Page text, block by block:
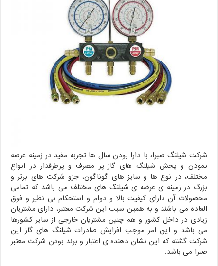
شرکت شیلنگ صبرا، با دارا بودن سال ها تجربه مفید در زمینه عرضه
نمودن و پخش شیلنگ های گاز پر مصرف و پرطرفدار در انواع
مختلف، در نوع ها و سایز های گوناگون، جزو شرکت های برتر و
بزرگ در زمینه ی عرضه ی شیلنگ های مختلف می باشد که تمامی
محصولات آن دارای کیفیت بالا و دوام و استحکام بی نظیر و فوق
العاده می باشند و به همین سبب این شرکت معتبر، دارای مشتریان
زیادی در داخل کشور و هم چنین مشتریان خارجی از سایر کشورها
می باشد و این امر موجب افزایش صادرات شیلنگ های گاز این
شرکت گشته که این نشان دهنده ی اعتبار و برند بودن شرکت معتبر
صبرا می باشد.